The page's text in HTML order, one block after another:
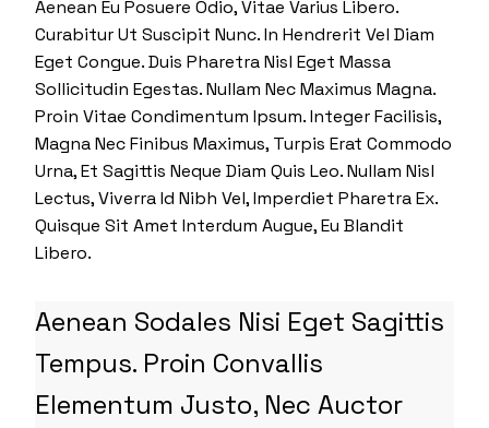
Aenean Eu Posuere Odio, Vitae Varius Libero.
Curabitur Ut Suscipit Nunc. In Hendrerit Vel Diam
Eget Congue. Duis Pharetra Nisl Eget Massa
Sollicitudin Egestas. Nullam Nec Maximus Magna.
Proin Vitae Condimentum Ipsum. Integer Facilisis,
Magna Nec Finibus Maximus, Turpis Erat Commodo
Urna, Et Sagittis Neque Diam Quis Leo. Nullam Nisl
Lectus, Viverra Id Nibh Vel, Imperdiet Pharetra Ex.
Quisque Sit Amet Interdum Augue, Eu Blandit
Libero.
Aenean Sodales Nisi Eget Sagittis
Tempus. Proin Convallis
Elementum Justo, Nec Auctor